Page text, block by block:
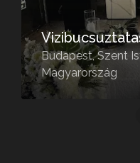
Budapest, Szent
Magyarország